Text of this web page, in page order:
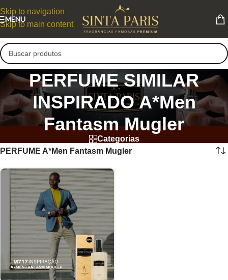
Skip to navigation
Skip to main content
MENU
PERFUME SIMILAR
INSPIRADO A*Men
Fantasm Mugler
Categorias
PERFUME A*Men Fantasm Mugler